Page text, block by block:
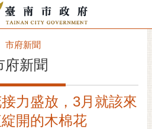
市府新聞
府新聞
力盛放，3月就該來
開的木棉花